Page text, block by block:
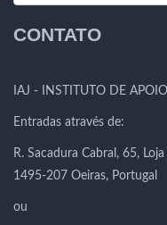
CONTATO
IAJ - INSTITUTO DE
Entradas através de:
R. Sacadura Cabral, 65, Loja
1495-207 Oeiras, Portugal
ou